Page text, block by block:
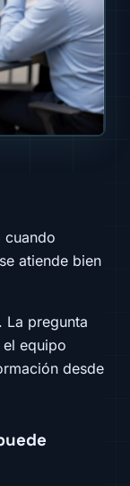
cuando
atiende bien
La pregunta
equipo
desde